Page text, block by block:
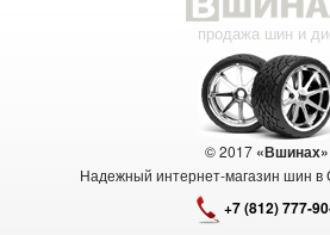
продажа шин и
© 2017 «Вшинах»
Надежный интернет-магазин шин в
+7 (812) 777-